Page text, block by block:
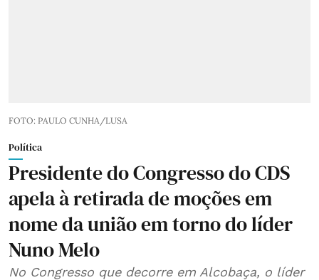
FOTO: PAULO CUNHA/LUSA
Política
Presidente do Congresso do CDS
apela à retirada de moções em
nome da união em torno do líder
Nuno Melo
No Congresso que decorre em Alcobaça, o líder